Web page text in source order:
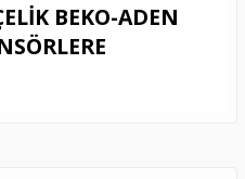
BEKO-ADEN